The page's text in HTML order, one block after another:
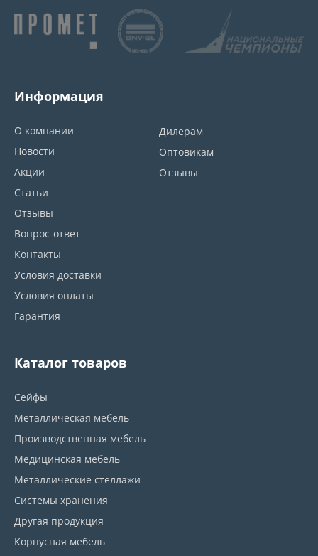
Информация
О компании
Новости
Акции
Статьи
Отзывы
Вопрос-ответ
Контакты
Условия доставки
Условия оплаты
Гарантия
Дилерам
Оптовикам
Отзывы
Каталог товаров
Сейфы
Металлическая мебель
Производственная мебель
Медицинская мебель
Металлические стеллажи
Системы хранения
Другая продукция
Корпусная мебель